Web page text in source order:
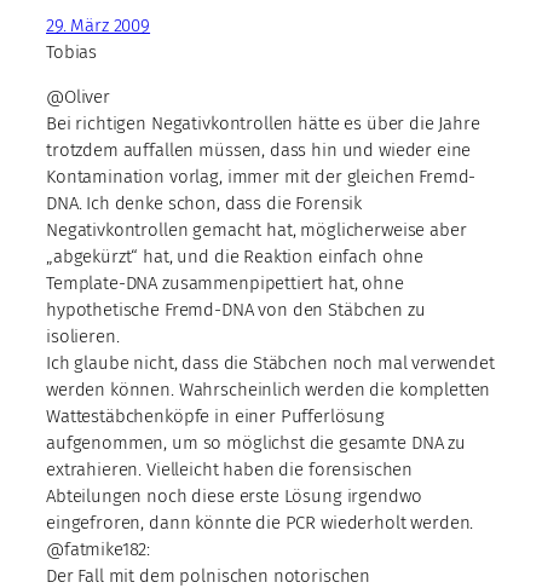
29. März 2009
Tobias
@Oliver
Bei richtigen Negativkontrollen hätte es über die Jahre
trotzdem auffallen müssen, dass hin und wieder eine
Kontamination vorlag, immer mit der gleichen Fremd-
DNA. Ich denke schon, dass die Forensik
Negativkontrollen gemacht hat, möglicherweise aber
„abgekürzt“ hat, und die Reaktion einfach ohne
Template-DNA zusammenpipettiert hat, ohne
hypothetische Fremd-DNA von den Stäbchen zu
isolieren.
Ich glaube nicht, dass die Stäbchen noch mal verwendet
werden können. Wahrscheinlich werden die kompletten
Wattestäbchenköpfe in einer Pufferlösung
aufgenommen, um so möglichst die gesamte DNA zu
extrahieren. Vielleicht haben die forensischen
Abteilungen noch diese erste Lösung irgendwo
eingefroren, dann könnte die PCR wiederholt werden.
@fatmike182:
Der Fall mit dem polnischen notorischen